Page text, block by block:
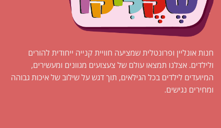
חנות אונליין ופרונטלית שמציעה חוויית קנייה ייחודית להורים
ולילדים. אצלנו תמצאו עולם של צעצועים מגוונים ומעשירים,
המיועדים לילדים בכל הגילאים, תוך דגש על שילוב של איכות גבוהה
ומחירים נגישים.